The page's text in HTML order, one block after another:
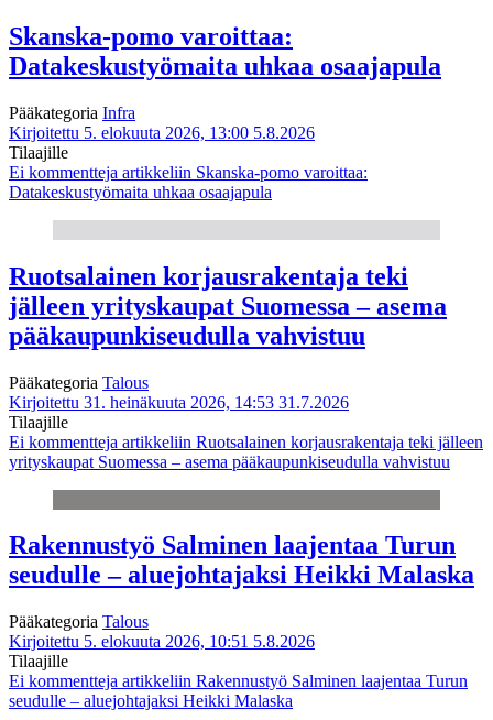
Skanska-pomo varoittaa:
Datakeskustyömaita uhkaa osaajapula
Pääkategoria Infra
Kirjoitettu 5. elokuuta 2026, 13:00 5.8.2026
Tilaajille
Ei kommentteja artikkeliin Skanska-pomo varoittaa:
Datakeskustyömaita uhkaa osaajapula
Ruotsalainen korjausrakentaja teki
jälleen yrityskaupat Suomessa – asema
pääkaupunkiseudulla vahvistuu
Pääkategoria Talous
Kirjoitettu 31. heinäkuuta 2026, 14:53 31.7.2026
Tilaajille
Ei kommentteja artikkeliin Ruotsalainen korjausrakentaja teki jälleen
yrityskaupat Suomessa – asema pääkaupunkiseudulla vahvistuu
Rakennustyö Salminen laajentaa Turun
seudulle – aluejohtajaksi Heikki Malaska
Pääkategoria Talous
Kirjoitettu 5. elokuuta 2026, 10:51 5.8.2026
Tilaajille
Ei kommentteja artikkeliin Rakennustyö Salminen laajentaa Turun
seudulle – aluejohtajaksi Heikki Malaska